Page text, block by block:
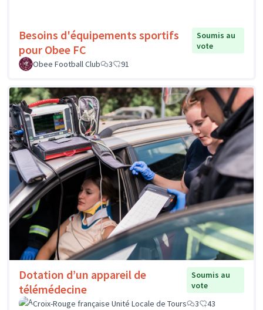
Besoins d'équipements sportifs
pour Obee FC
Soumis au
vote
Obee Football Club
3 91
Dotation d’un appareil de
télémédecine
Soumis au
vote
Croix-Rouge française Unité Locale de Tours
3 43